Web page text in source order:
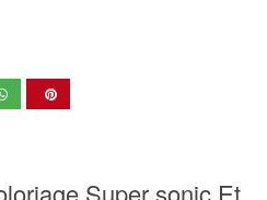
Super sonic Et